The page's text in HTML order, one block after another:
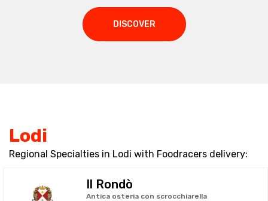
DISCOVER
Lodi
Regional Specialties in Lodi with Foodracers delivery:
Il Rondò
Antica osteria con scrocchiarella